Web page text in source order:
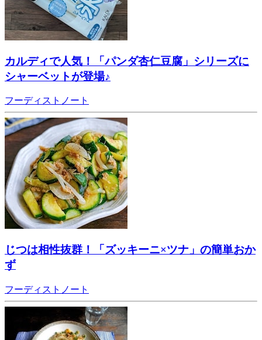
カルディで人気！「パンダ杏仁豆腐」シリーズに
シャーベットが登場♪
フーディストノート
じつは相性抜群！「ズッキーニ×ツナ」の簡単おか
ず
フーディストノート